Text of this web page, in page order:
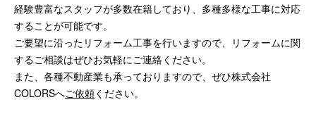
経験豊富なスタッフが多数在籍しており、多種多様な工事に対応
することが可能です。
ご要望に沿ったリフォーム工事を行いますので、リフォームに関
するご相談はぜひお気軽にご連絡ください。
また、各種不動産業も承っておりますので、ぜひ株式会社
COLORSへご依頼ください。